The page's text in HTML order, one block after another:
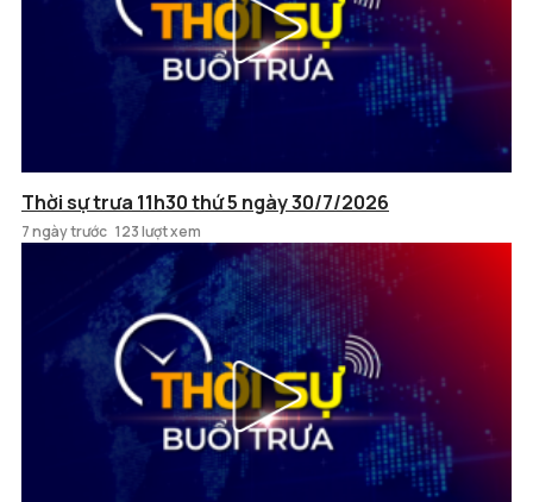
Thời sự trưa 11h30 thứ 5 ngày 30/7/2026
7 ngày trước 123 lượt xem